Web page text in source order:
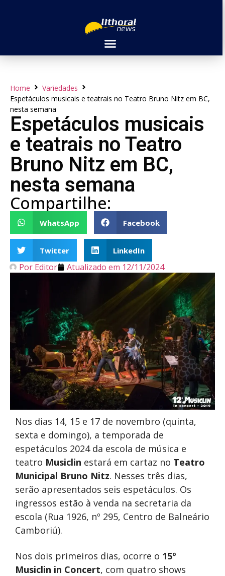
Home
Variedades
Espetáculos musicais e teatrais no Teatro Bruno Nitz em BC,
nesta semana
Espetáculos musicais
e teatrais no Teatro
Bruno Nitz em BC,
nesta semana
Compartilhe:
WhatsApp Facebook
Twitter LinkedIn
Por Editor Atualizado em 12/11/2024
Nos dias 14, 15 e 17 de novembro (quinta,
sexta e domingo), a temporada de
espetáculos 2024 da escola de música e
teatro Musiclin estará em cartaz no Teatro
Municipal Bruno Nitz. Nesses três dias,
serão apresentados seis espetáculos. Os
ingressos estão à venda na secretaria da
escola (Rua 1926, nº 295, Centro de Balneário
Camboriú).
Nos dois primeiros dias, ocorre o 15º
Musiclin in Concert, com quatro shows